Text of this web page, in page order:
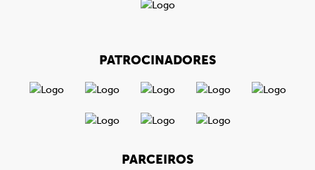
PATROCINADORES
PARCEIROS